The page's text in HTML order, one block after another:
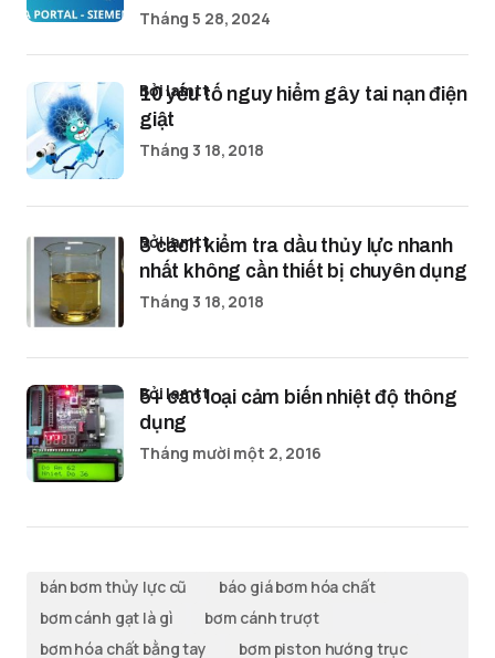
Tháng 5 28, 2024
10 yếu tố nguy hiểm gây tai nạn điện
giật
bởi lamtt
Tháng 3 18, 2018
3 cách kiểm tra dầu thủy lực nhanh
nhất không cần thiết bị chuyên dụng
bởi lamtt
Tháng 3 18, 2018
5+ các loại cảm biến nhiệt độ thông
dụng
bởi lamtt
Tháng mười một 2, 2016
bán bơm thủy lực cũ
báo giá bơm hóa chất
bơm cánh gạt là gì
bơm cánh trượt
bơm hóa chất bằng tay
bơm piston hướng trục